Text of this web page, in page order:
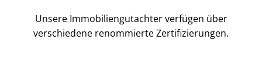
Unsere Immobilien­gutachter verfügen über
verschiedene renommierte Zer­ti­fi­zie­run­gen.